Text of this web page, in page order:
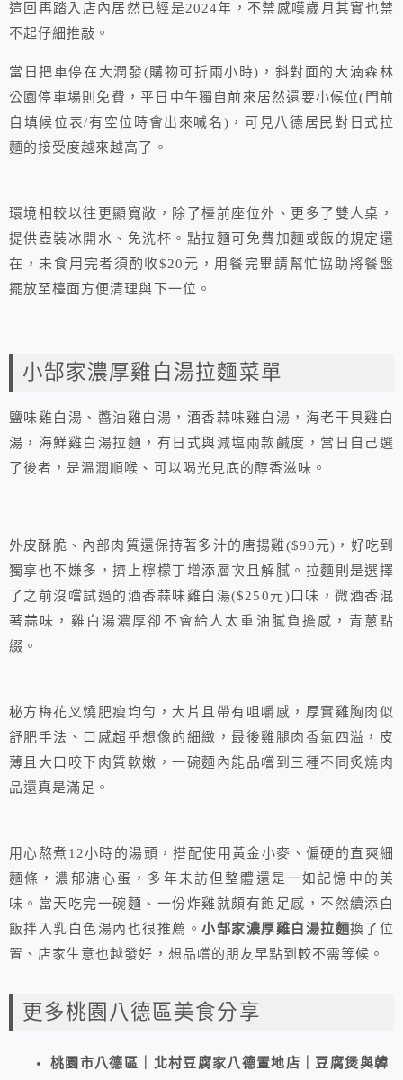
這回再踏入店內居然已經是2024年，不禁感嘆歲月其實也禁
不起仔細推敲。
當日把車停在大潤發(購物可折兩小時)，斜對面的大湳森林
公園停車場則免費，平日中午獨自前來居然還要小候位(門前
自填候位表/有空位時會出來喊名)，可見八德居民對日式拉
麵的接受度越來越高了。
環境相較以往更顯寬敞，除了檯前座位外、更多了雙人桌，
提供壺裝冰開水、免洗杯。點拉麵可免費加麵或飯的規定還
在，未食用完者須酌收$20元，用餐完畢請幫忙協助將餐盤
擺放至檯面方便清理與下一位。
小郜家濃厚雞白湯拉麵菜單
鹽味雞白湯、醬油雞白湯，酒香蒜味雞白湯，海老干貝雞白
湯，海鮮雞白湯拉麵，有日式與減塩兩款鹹度，當日自己選
了後者，是溫潤順喉、可以喝光見底的醇香滋味。
外皮酥脆、內部肉質還保持著多汁的唐揚雞($90元)，好吃到
獨享也不嫌多，擠上檸檬丁增添層次且解膩。拉麵則是選擇
了之前沒嚐試過的酒香蒜味雞白湯($250元)口味，微酒香混
著蒜味，雞白湯濃厚卻不會給人太重油膩負擔感，青蔥點
綴。
秘方梅花叉燒肥瘦均勻，大片且帶有咀嚼感，厚實雞胸肉似
舒肥手法、口感超乎想像的細緻，最後雞腿肉香氣四溢，皮
薄且大口咬下肉質軟嫩，一碗麵內能品嚐到三種不同炙燒肉
品還真是滿足。
用心熬煮12小時的湯頭，搭配使用黃金小麥、偏硬的直爽細
麵條，濃郁溏心蛋，多年未訪但整體還是一如記憶中的美
味。當天吃完一碗麵、一份炸雞就頗有飽足感，不然續添白
飯拌入乳白色湯內也很推薦。小郜家濃厚雞白湯拉麵換了位
置、店家生意也越發好，想品嚐的朋友早點到較不需等候。
更多桃園八德區美食分享
桃園市八德區｜北村豆腐家八德置地店｜豆腐煲與韓